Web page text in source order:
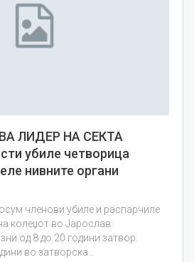
ЛИДЕР НА СЕКТА
убиле четворица
нивните органи
членови убиле и распарчиле
колеџот во Јарослав.
од 8 до 20 години затвор.
во затворска…